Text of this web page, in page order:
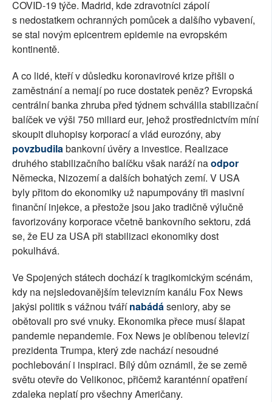
COVID-19 týče. Madrid, kde zdravotníci zápolí
s nedostatkem ochranných pomůcek a dalšího vybavení,
se stal novým epicentrem epidemie na evropském
kontinentě.
A co lidé, kteří v důsledku koronavirové krize přišli o
zaměstnání a nemají po ruce dostatek peněz? Evropská
centrální banka zhruba před týdnem schválila stabilizační
balíček ve výši 750 miliard eur, jehož prostřednictvím míní
skoupit dluhopisy korporací a vlád eurozóny, aby
povzbudilabankovní úvěry a investice. Realizace
druhého stabilizačního balíčku však naráží naodpor
Německa, Nizozemí a dalších bohatých zemí. V USA
byly přitom do ekonomiky už napumpovány tři masivní
finanční injekce, a přestože jsou jako tradičně výlučně
favorizovány korporace včetně bankovního sektoru, zdá
se, že EU za USA při stabilizaci ekonomiky dost
pokulhává.
Ve Spojených státech dochází k tragikomickým scénám,
kdy na nejsledovanějším televizním kanálu Fox News
jakýsi politik s vážnou tvářínabádáseniory, aby se
obětovali pro své vnuky. Ekonomika přece musí šlapat
pandemie nepandemie. Fox News je oblíbenou televizí
prezidenta Trumpa, který zde nachází nesoudné
pochlebování i inspiraci. Bílý dům oznámil, že se země
světu otevře do Velikonoc, přičemž karanténní opatření
zdaleka neplatí pro všechny Američany.